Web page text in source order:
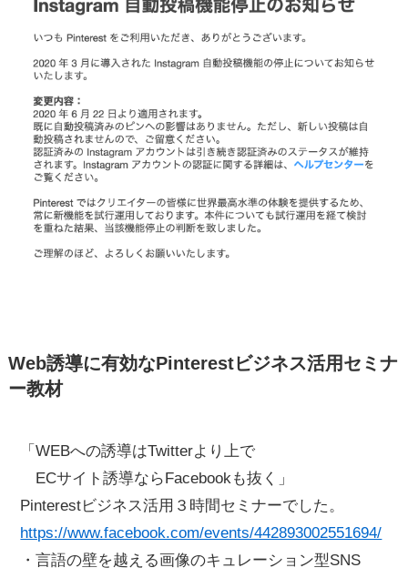
Web誘導に有効なPinterestビジネス活用セミナ
ー教材
「WEBへの誘導はTwitterより上で
ECサイト誘導ならFacebookも抜く」
Pinterestビジネス活用３時間セミナーでした。
https://www.facebook.com/events/442893002551694/
・言語の壁を越える画像のキュレーション型SNS